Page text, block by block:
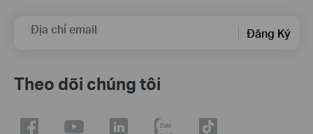
Địa chỉ email Đăng Ký
Theo dõi chúng tôi